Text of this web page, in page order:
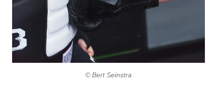
© Bert Seinstra